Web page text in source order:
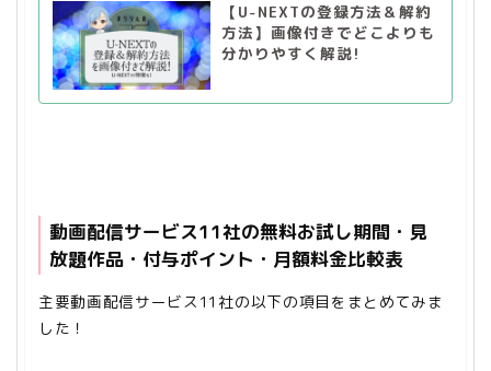
【U-NEXTの登録方法＆解約
方法】画像付きでどこよりも
分かりやすく解説!
動画配信サービス11社の無料お試し期間・見
放題作品・付与ポイント・月額料金比較表
主要動画配信サービス11社の以下の項目をまとめてみま
した！